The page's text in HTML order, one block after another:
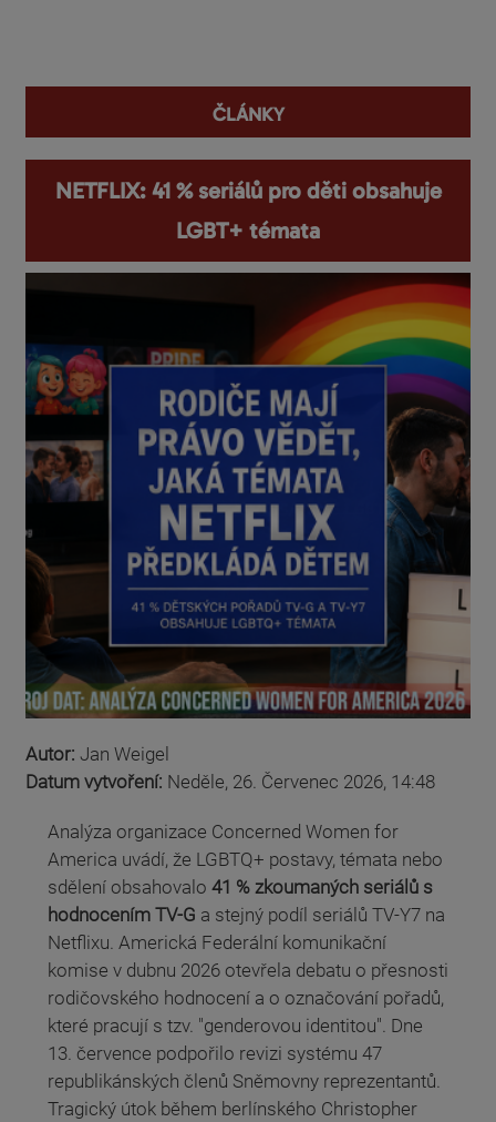
ČLÁNKY
NETFLIX: 41 % seriálů pro děti obsahuje
LGBT+ témata
Autor: Jan Weigel
Datum vytvoření: Neděle, 26. Červenec 2026, 14:48
Analýza organizace Concerned Women for
America uvádí, že LGBTQ+ postavy, témata nebo
sdělení obsahovalo 41 % zkoumaných seriálů s
hodnocením TV-G a stejný podíl seriálů TV-Y7 na
Netflixu. Americká Federální komunikační
komise v dubnu 2026 otevřela debatu o přesnosti
rodičovského hodnocení a o označování pořadů,
které pracují s tzv. "genderovou identitou". Dne
13. července podpořilo revizi systému 47
republikánských členů Sněmovny reprezentantů.
Tragický útok během berlínského Christopher